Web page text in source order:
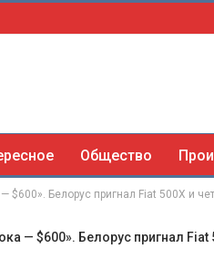
Общество
$600». Белорус пригнал Fiat 500X и
— $600». Белорус пригнал Fiat